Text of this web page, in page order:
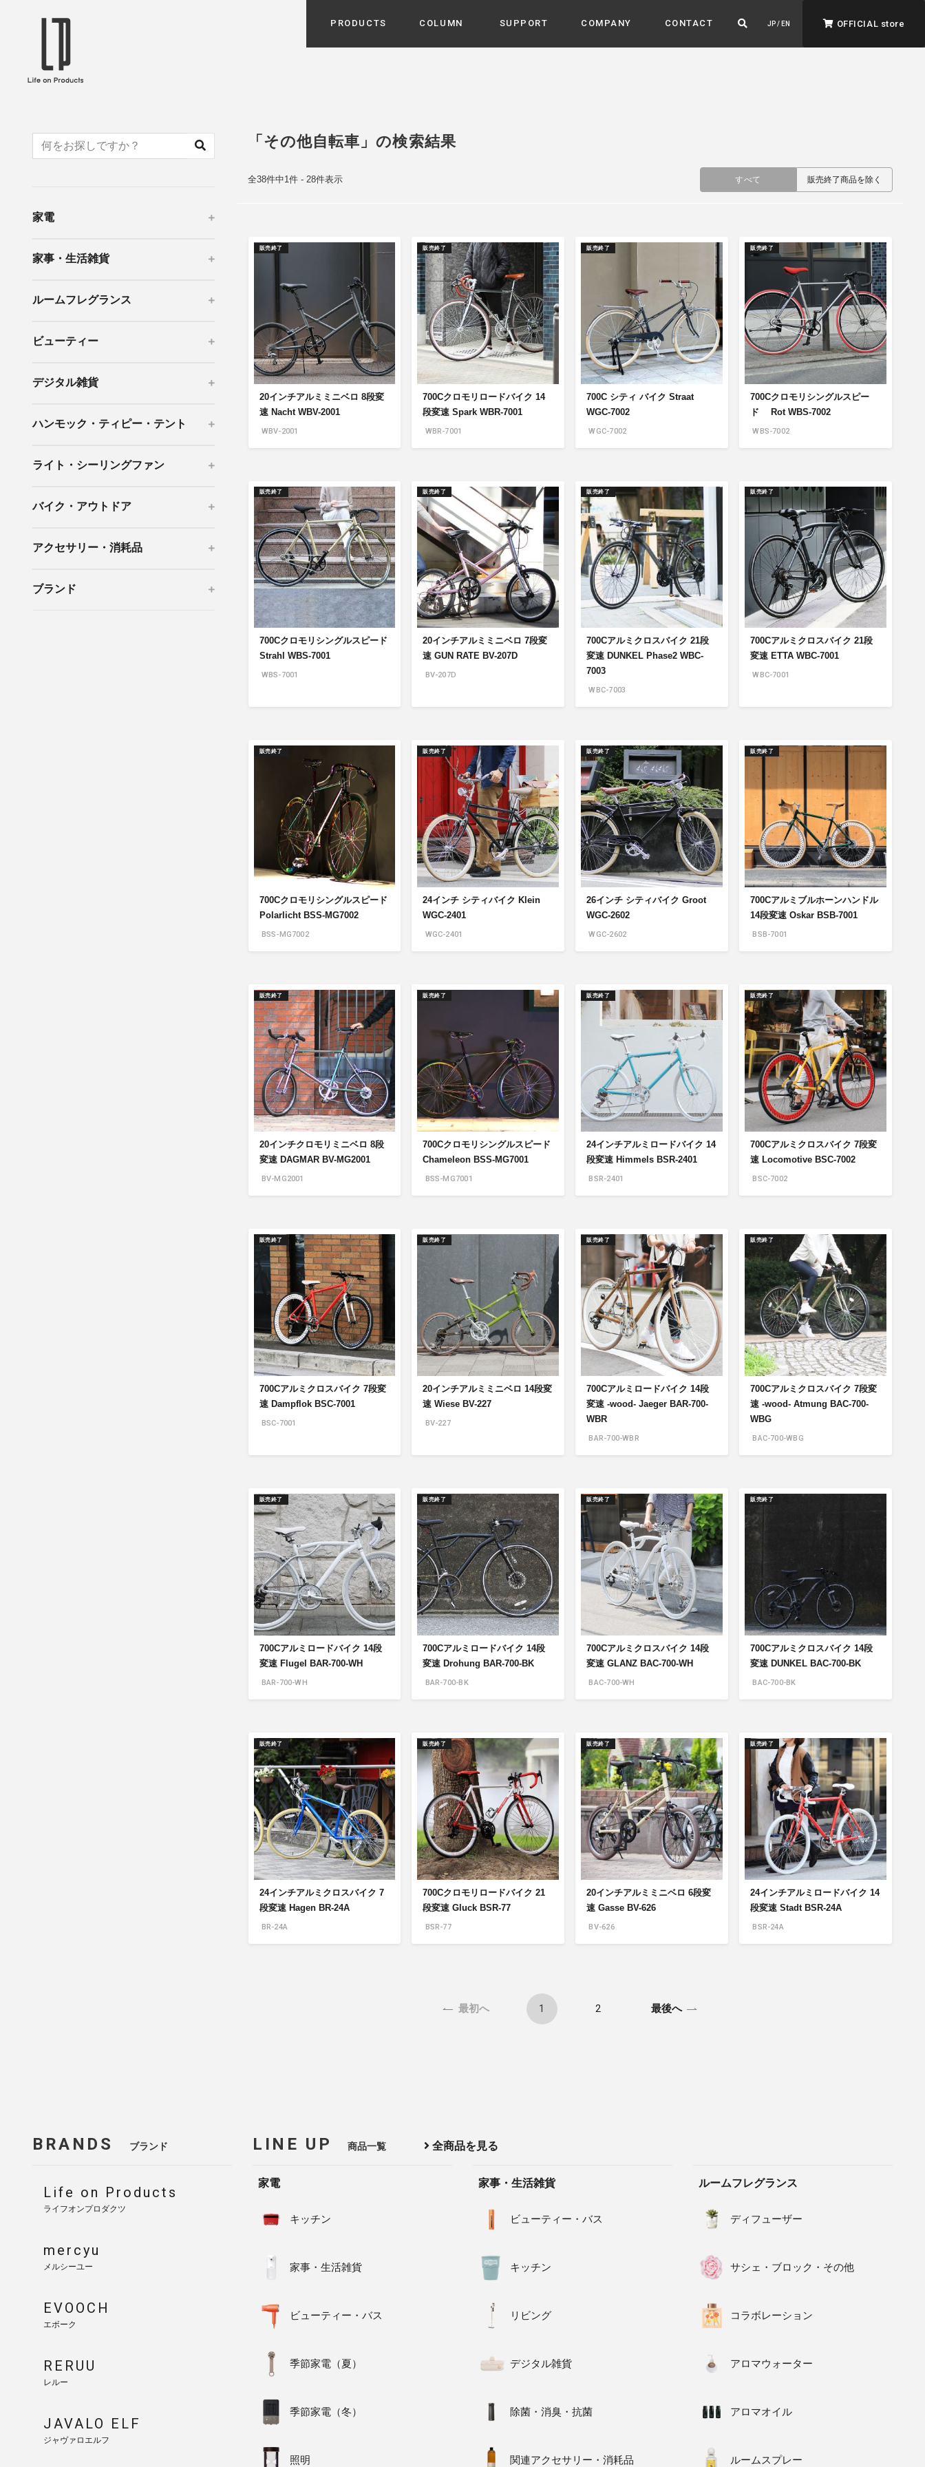
PRODUCTS
EVOOCH RERUU
テリー / アダプター etc
キッチン家電 / 加湿器 / ハンディファ
Sifflus
陶器エコ加湿器 etc
TOUCHBeauty
美顔器 / 多機能ブラシ / ドライヤー
ハンモック・ティピー・テント
ライト・シーリングファン
バイク・アウトドア
アクセサリー・消耗品
ブランド
商品情報TOPへ
全商品一覧を見る
COLUMN SUPPORT COMPANY
Life on Productsについて
SDGs
SDGsへの取り組み
CONTACT JP / EN OFFICIAL store
「その他自転車」の検索結果
すべて 販売終了商品を除く
全38件中1件 - 28件表示
20インチアルミミニベロ 8段変
速 Nacht WBV-2001
WBV-2001
販売終了
700Cクロモリロードバイク 14
段変速 Spark WBR-7001
WBR-7001
販売終了
700C シティ バイク Straat
WGC-7002
WGC-7002
販売終了
700Cクロモリシングルスピー
ド Rot WBS-7002
WBS-7002
販売終了
700Cクロモリシングルスピード
Strahl WBS-7001
WBS-7001
販売終了
20インチアルミミニベロ 7段変
速 GUN RATE BV-207D
BV-207D
販売終了
700Cアルミクロスバイク 21段
変速 DUNKEL Phase2 WBC-
7003
WBC-7003
販売終了
700Cアルミクロスバイク 21段
変速 ETTA WBC-7001
WBC-7001
販売終了
700Cクロモリシングルスピード
Polarlicht BSS-MG7002
BSS-MG7002
販売終了
24インチ シティバイク Klein
WGC-2401
WGC-2401
販売終了
26インチ シティバイク Groot
WGC-2602
WGC-2602
販売終了
700Cアルミブルホーンハンドル
14段変速 Oskar BSB-7001
BSB-7001
販売終了
20インチクロモリミニベロ 8段
変速 DAGMAR BV-MG2001
BV-MG2001
販売終了
700Cクロモリシングルスピード
Chameleon BSS-MG7001
BSS-MG7001
販売終了
24インチアルミロードバイク 14
段変速 Himmels BSR-2401
BSR-2401
販売終了
700Cアルミクロスバイク 7段変
速 Locomotive BSC-7002
BSC-7002
販売終了
700Cアルミクロスバイク 7段変
速 Dampflok BSC-7001
BSC-7001
販売終了
20インチアルミミニベロ 14段変
速 Wiese BV-227
BV-227
販売終了
700Cアルミロードバイク 14段
変速 -wood- Jaeger BAR-700-
WBR
BAR-700-WBR
販売終了
700Cアルミクロスバイク 7段変
速 -wood- Atmung BAC-700-
WBG
BAC-700-WBG
販売終了
700Cアルミロードバイク 14段
変速 Flugel BAR-700-WH
BAR-700-WH
販売終了
700Cアルミロードバイク 14段
変速 Drohung BAR-700-BK
BAR-700-BK
販売終了
700Cアルミクロスバイク 14段
変速 GLANZ BAC-700-WH
BAC-700-WH
販売終了
700Cアルミクロスバイク 14段
変速 DUNKEL BAC-700-BK
BAC-700-BK
販売終了
24インチアルミクロスバイク 7
段変速 Hagen BR-24A
BR-24A
販売終了
700Cクロモリロードバイク 21
段変速 Gluck BSR-77
BSR-77
販売終了
20インチアルミミニベロ 6段変
速 Gasse BV-626
BV-626
販売終了
24インチアルミロードバイク 14
段変速 Stadt BSR-24A
BSR-24A
販売終了
最初へ 1 2 最後へ
家電
家事・生活雑貨
ルームフレグランス
ビューティー
デジタル雑貨
ハンモック・ティピー・テント
ライト・シーリングファン
バイク・アウトドア
アクセサリー・消耗品
ブランド
BRANDS ブランド
Life on Products
ライフオンプロダクツ
mercyu
メルシーユー
EVOOCH
エボーク
RERUU
レルー
JAVALO ELF
ジャヴァロエルフ
LINE UP 商品一覧 全商品を見る
家電
キッチン
家事・生活雑貨
ビューティー・バス
季節家電（夏）
季節家電（冬）
照明
家事・生活雑貨
ビューティー・バス
キッチン
リビング
デジタル雑貨
除菌・消臭・抗菌
関連アクセサリー・消耗品
ルームフレグランス
ディフューザー
サシェ・ブロック・その他
コラボレーション
アロマウォーター
アロマオイル
ルームスプレー